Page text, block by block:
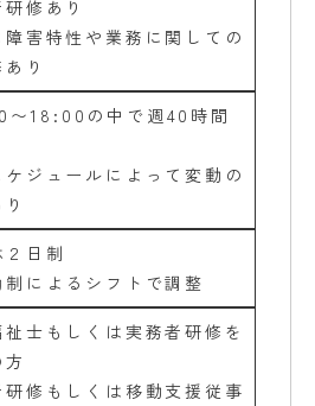
修あり
障害特性や業務に関しての
り
18:00の中で週40時間
ジュールによって変動の
日制
によるシフトで調整
士もしくは実務者研修を
修もしくは移動支援従事